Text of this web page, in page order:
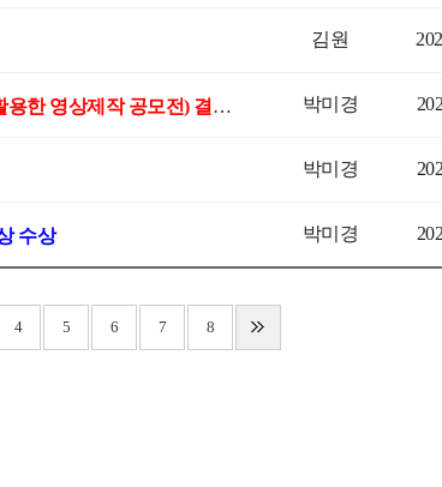
김원
(공지) 2025년도 학부(과) 맞춤형 창작경진대회(AI를 활용한 영상제작 공모전) 결과발 박미경
박미경
수상 박미경
4 5 6 7 8